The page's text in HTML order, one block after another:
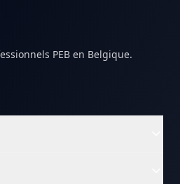
PEB en Belgique.